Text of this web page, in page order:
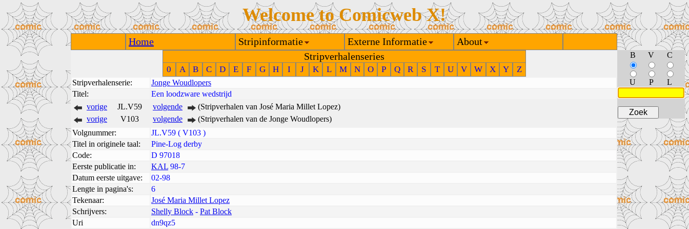
Welcome to Comicweb X!
Home Stripinformatie Externe Informatie
About
Stripverhalenseries
0 A B C D E F G H I J K L M N O P Q R S T U V W X Y Z
Stripverhalenserie:
Jonge Woudlopers
Titel:
Een loodzware wedstrijd
vorige
JL.V59 volgende
(Stripverhalen van José Maria Millet Lopez)
vorige
V103 volgende
(Stripverhalen van de Jonge Woudlopers)
Volgnummer:
JL.V59 ( V103 )
Titel in originele taal:
Pine-Log derby
Code:
D 97018
Eerste publicatie in:
KAL 98-7
Datum eerste uitgave:
02-98
Lengte in pagina's:
6
Tekenaar:
José Maria Millet Lopez
Schrijvers:
Shelly Block - Pat Block
Uri
dn9qz5
B V C
U P L